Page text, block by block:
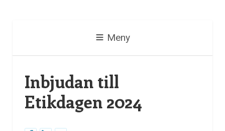
Meny
Inbjudan till
Etikdagen 2024